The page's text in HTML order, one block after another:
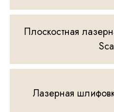
Плоскостная
Лазерная